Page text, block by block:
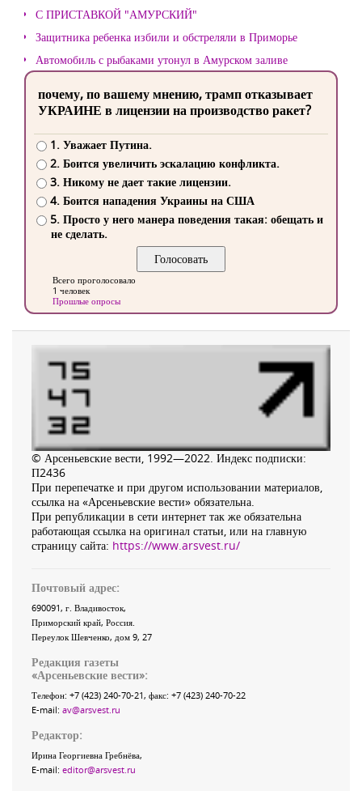
С ПРИСТАВКОЙ "АМУРСКИЙ"
Защитника ребенка избили и обстреляли в Приморье
Автомобиль с рыбаками утонул в Амурском заливе
почему, по вашему мнению, трамп отказывает
УКРАИНЕ в лицензии на производство ракет?
1. Уважает Путина.
2. Боится увеличить эскалацию конфликта.
3. Никому не дает такие лицензии.
4. Боится нападения Украины на США
5. Просто у него манера поведения такая: обещать и
не сделать.
Всего проголосовало
1 человек
Прошлые опросы
© Арсеньевские вести, 1992—2022. Индекс подписки:
П2436
При перепечатке и при другом использовании материалов,
ссылка на «Арсеньевские вести» обязательна.
При републикации в сети интернет так же обязательна
работающая ссылка на оригинал статьи, или на главную
страницу сайта: https://www.arsvest.ru/
Почтовый адрес:
690091, г. Владивосток,
Приморский край, Россия
Переулок Шевченко, дом 9, 27
Редакция газеты
«Арсеньевские вести»:
Телефон: +7 (423) 240-70-21, факс: +7 (423) 240-70-22
E-mail: av@arsvest.ru
Редактор:
Ирина Георгиевна Гребнёва,
E-mail: editor@arsvest.ru